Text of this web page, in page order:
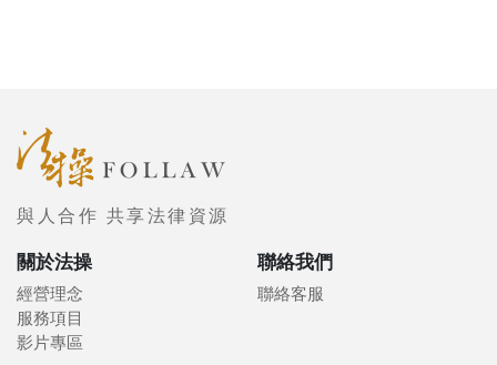
與人合作 共享法律資源
關於法操
經營理念
服務項目
影片專區
聯絡我們
聯絡客服